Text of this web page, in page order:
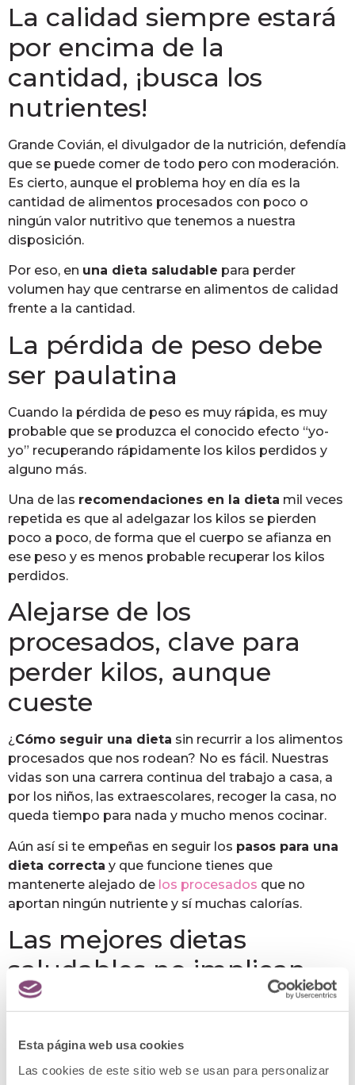
Esta página web usa cookies
Las cookies de este sitio web se usan para personalizar
La calidad siempre estará
por encima de la
cantidad, ¡busca los
nutrientes!
Grande Covián, el divulgador de la nutrición, defendía
que se puede comer de todo pero con moderación.
Es cierto, aunque el problema hoy en día es la
cantidad de alimentos procesados con poco o
ningún valor nutritivo que tenemos a nuestra
disposición.
Por eso, en una dieta saludable para perder
volumen hay que centrarse en alimentos de calidad
frente a la cantidad.
La pérdida de peso debe
ser paulatina
Cuando la pérdida de peso es muy rápida, es muy
probable que se produzca el conocido efecto “yo-
yo” recuperando rápidamente los kilos perdidos y
alguno más.
Una de las recomendaciones en la dieta mil veces
repetida es que al adelgazar los kilos se pierden
poco a poco, de forma que el cuerpo se afianza en
ese peso y es menos probable recuperar los kilos
perdidos.
Alejarse de los
procesados, clave para
perder kilos, aunque
cueste
¿Cómo seguir una dieta sin recurrir a los alimentos
procesados que nos rodean? No es fácil. Nuestras
vidas son una carrera continua del trabajo a casa, a
por los niños, las extraescolares, recoger la casa, no
queda tiempo para nada y mucho menos cocinar.
Aún así si te empeñas en seguir los pasos para una
dieta correcta y que funcione tienes que
mantenerte alejado de los procesados que no
aportan ningún nutriente y sí muchas calorías.
Las mejores dietas
saludables no implican
pasar hambre, ¡no lo
supuestas dietas rápidas y